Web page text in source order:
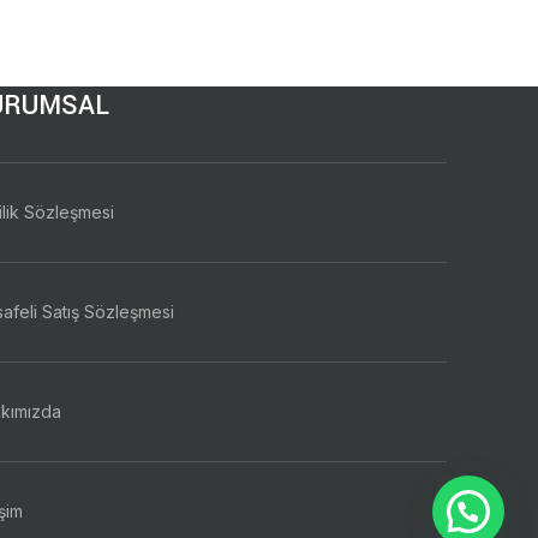
Sözleşmesi
Satış Sözleşmesi